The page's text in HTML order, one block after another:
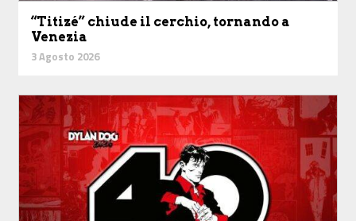
“Titizé” chiude il cerchio, tornando a
Venezia
3 Agosto 2026